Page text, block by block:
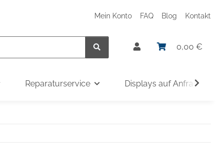
Mein Konto FAQ Blog Kontakt
0,00 €
Reparaturservice Displays auf Anfrage